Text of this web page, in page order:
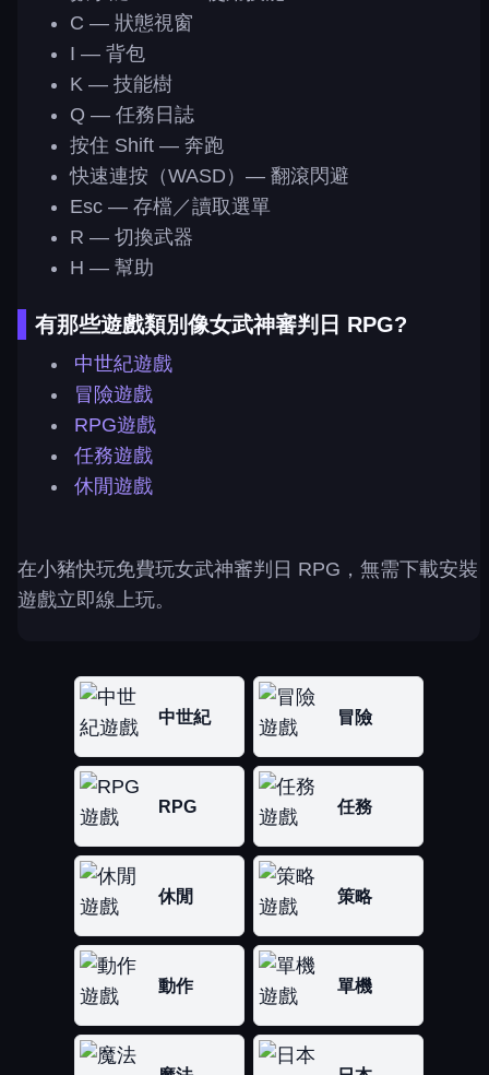
C — 狀態視窗
I — 背包
K — 技能樹
Q — 任務日誌
按住 Shift — 奔跑
快速連按（WASD）— 翻滾閃避
Esc — 存檔／讀取選單
R — 切換武器
H — 幫助
有那些遊戲類別像女武神審判日 RPG?
中世紀遊戲
冒險遊戲
RPG遊戲
任務遊戲
休閒遊戲
在小豬快玩免費玩女武神審判日 RPG，無需下載安裝
遊戲立即線上玩。
中世紀 冒險
RPG 任務
休閒 策略
動作 單機